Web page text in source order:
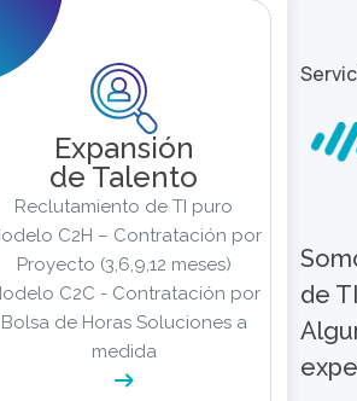
de
Expansión
de Talento
Reclutamiento de TI puro
C2H – Contratación por
Proyecto (3,6,9,12 meses)
C2C - Contratación por
Bolsa de Horas Soluciones a
medida